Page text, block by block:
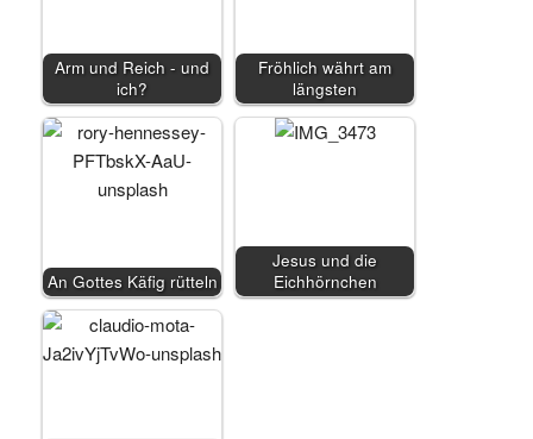
Arm und Reich - und
ich?
Fröhlich währt am
längsten
An Gottes Käfig rütteln
Jesus und die
Eichhörnchen